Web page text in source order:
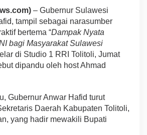
– Gubernur Sulawesi
tampil sebagai narasumber
bertema “Dampak Nyata
bagi Masyarakat Sulawesi
di Studio 1 RRI Tolitoli, Jumat
dipandu oleh host Ahmad
Gubernur Anwar Hafid turut
Daerah Kabupaten Tolitoli,
yang hadir mewakili Bupati